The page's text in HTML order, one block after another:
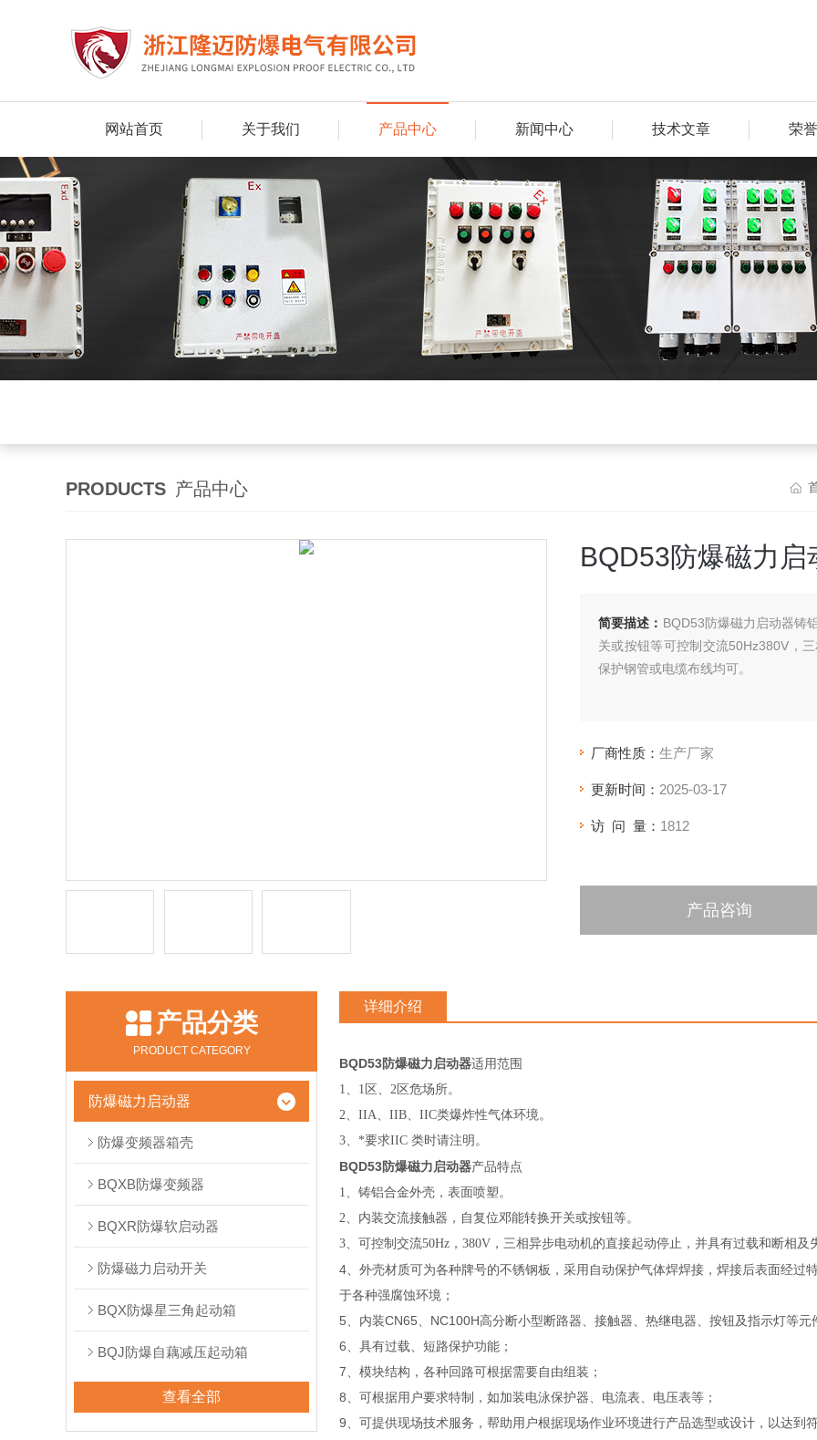
网站首页 关于我们 产品中心 新闻中心 技术文章 荣
PRODUCTS 产品中心
BQD53防爆磁力启
简要描述： BQD53防爆磁力启动器铸
关或按钮等可控制交流50Hz380V，
保护钢管或电缆布线均可。
厂商性质： 生产厂家
更新时间： 2025-03-17
访 问 量： 1812
产品咨询
产品分类
PRODUCT CATEGORY
防爆磁力启动器
防爆变频器箱壳
BQXB防爆变频器
BQXR防爆软启动器
防爆磁力启动开关
BQX防爆星三角起动箱
BQJ防爆自藕减压起动箱
查看全部
详细介绍
BQD53防爆磁力启动器适用范围
1、1区、2区危场所。
2、IIA、IIB、IIC类爆炸性气体环境。
3、*要求IIC 类时请注明。
BQD53防爆磁力启动器产品特点
1、铸铝合金外壳，表面喷塑。
2、内装交流接触器，自复位邓能转换开关或按钮等。
3、可控制交流50Hz，380V，三相异步电动机的直接起动停止，并具有过载和断相及
4、外壳材质可为各种牌号的不锈钢板，采用自动保护气体焊焊接，焊接后表面经过
于各种强腐蚀环境；
5、内装CN65、NC100H高分断小型断路器、接触器、热继电器、按钮及指示灯等
6、具有过载、短路保护功能；
7、模块结构，各种回路可根据需要自由组装；
8、可根据用户要求特制，如加装电泳保护器、电流表、电压表等；
9、可提供现场技术服务，帮助用户根据现场作业环境进行产品选型或设计，以达